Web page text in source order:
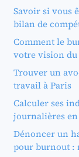
Savoir si vous
bilan de
Comment le
votre vision
Trouver un
travail à Paris
Calculer ses
journalières
Dénoncer un
pour burnout :